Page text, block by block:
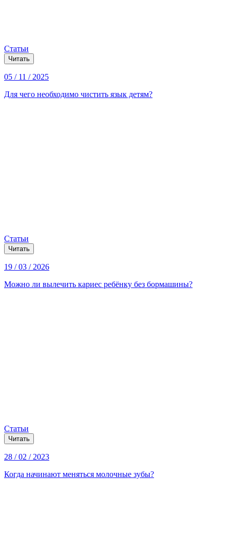
Статьи
Читать
05 / 11 / 2025
Для чего необходимо чистить язык детям?
Статьи
Читать
19 / 03 / 2026
Можно ли вылечить кариес ребёнку без бормашины?
Статьи
Читать
28 / 02 / 2023
Когда начинают меняться молочные зубы?